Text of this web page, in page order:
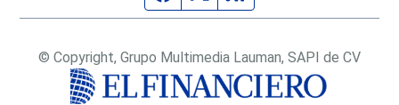
© Copyright, Grupo Multimedia Lauman, SAPI de CV